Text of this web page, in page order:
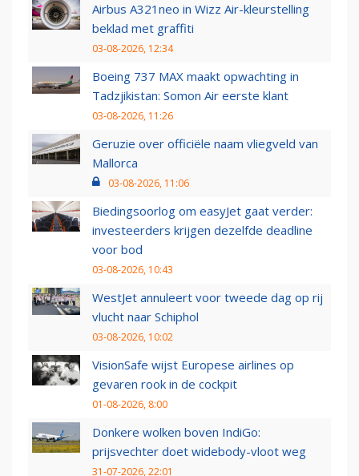
Airbus A321neo in Wizz Air-kleurstelling
beklad met graffiti
03-08-2026, 12:34
Boeing 737 MAX maakt opwachting in
Tadzjikistan: Somon Air eerste klant
03-08-2026, 11:26
Geruzie over officiële naam vliegveld van
Mallorca
03-08-2026, 11:06
Biedingsoorlog om easyJet gaat verder:
investeerders krijgen dezelfde deadline
voor bod
03-08-2026, 10:43
WestJet annuleert voor tweede dag op rij
vlucht naar Schiphol
03-08-2026, 10:02
VisionSafe wijst Europese airlines op
gevaren rook in de cockpit
01-08-2026, 8:00
Donkere wolken boven IndiGo:
prijsvechter doet widebody-vloot weg
31-07-2026, 22:01